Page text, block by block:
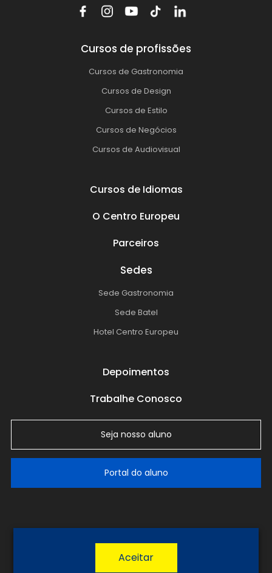
Cursos de profissões
Cursos de Gastronomia
Cursos de Design
Cursos de Estilo
Cursos de Negócios
Cursos de Audiovisual
Cursos de Idiomas
O Centro Europeu
Parceiros
Sedes
Sede Gastronomia
Sede Batel
Hotel Centro Europeu
Depoimentos
Trabalhe Conosco
Seja nosso aluno
Portal do aluno
Política de Privacidade